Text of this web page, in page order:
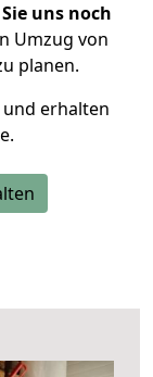
uns noch
Umzug von
planen.
und erhalten